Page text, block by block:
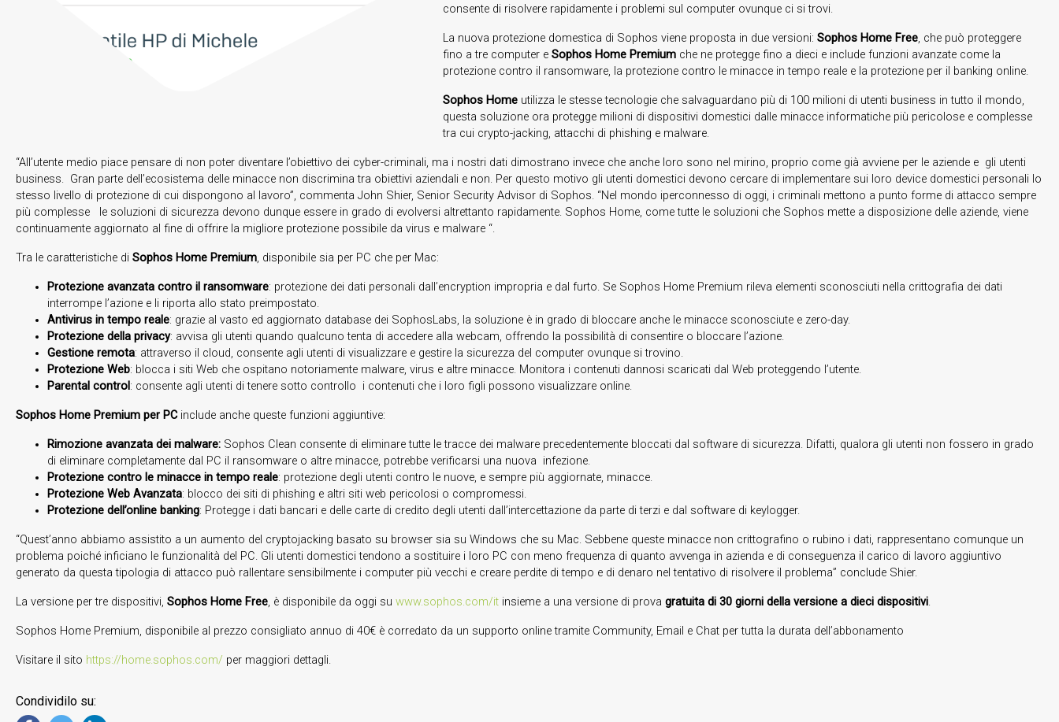
consente di risolvere rapidamente i problemi sul computer ovunque ci si trovi.
La nuova protezione domestica di Sophos viene proposta in due versioni: Sophos Home Free, che può proteggere
fino a tre computer e Sophos Home Premiumche ne protegge fino a dieci e include funzioni avanzate come la
protezione contro il ransomware, la protezione contro le minacce in tempo reale e la protezione per il banking online.
Sophos Homeutilizza le stesse tecnologie che salvaguardano più di 100 milioni di utenti business in tutto il mondo,
questa soluzione ora protegge milioni di dispositivi domestici dalle minacce informatiche più pericolose e complesse
tra cui crypto-jacking, attacchi di phishing e malware.
“All’utente medio piace pensare di non poter diventare l’obiettivo dei cyber-criminali, ma i nostri dati dimostrano invece che anche loro sono nel mirino, proprio come già avviene per le aziende e gli utenti
business. Gran parte dell’ecosistema delle minacce non discrimina tra obiettivi aziendali e non. Per questo motivo gli utenti domestici devono cercare di implementare sui loro device domestici personali lo
stesso livello di protezione di cui dispongono al lavoro”, commenta John Shier, Senior Security Advisor di Sophos. “Nel mondo iperconnesso di oggi, i criminali mettono a punto forme di attacco sempre
più complesse le soluzioni di sicurezza devono dunque essere in grado di evolversi altrettanto rapidamente. Sophos Home, come tutte le soluzioni che Sophos mette a disposizione delle aziende, viene
continuamente aggiornato al fine di offrire la migliore protezione possibile da virus e malware “.
Tra le caratteristiche di Sophos Home Premium, disponibile sia per PC che per Mac:
Protezione avanzata contro il ransomware: protezione dei dati personali dall’encryption impropria e dal furto. Se Sophos Home Premium rileva elementi sconosciuti nella crittografia dei dati
interrompe l’azione e li riporta allo stato preimpostato.
Antivirus in tempo reale: grazie al vasto ed aggiornato database dei SophosLabs, la soluzione è in grado di bloccare anche le minacce sconosciute e zero-day.
Protezione della privacy: avvisa gli utenti quando qualcuno tenta di accedere alla webcam, offrendo la possibilità di consentire o bloccare l’azione.
Gestione remota: attraverso il cloud, consente agli utenti di visualizzare e gestire la sicurezza del computer ovunque si trovino.
Protezione Web: blocca i siti Web che ospitano notoriamente malware, virus e altre minacce. Monitora i contenuti dannosi scaricati dal Web proteggendo l’utente.
Parental control : consente agli utenti di tenere sotto controllo i contenuti che i loro figli possono visualizzare online.
Sophos Home Premium per PCinclude anche queste funzioni aggiuntive:
Rimozione avanzata dei malware: Sophos Clean consente di eliminare tutte le tracce dei malware precedentemente bloccati dal software di sicurezza. Difatti, qualora gli utenti non fossero in grado
di eliminare completamente dal PC il ransomware o altre minacce, potrebbe verificarsi una nuova infezione.
Protezione contro le minacce in tempo reale: protezione degli utenti contro le nuove, e sempre più aggiornate, minacce.
Protezione Web Avanzata: blocco dei siti di phishing e altri siti web pericolosi o compromessi.
Protezione dell’online banking: Protegge i dati bancari e delle carte di credito degli utenti dall’intercettazione da parte di terzi e dal software di keylogger.
“Quest’anno abbiamo assistito a un aumento del cryptojacking basato su browser sia su Windows che su Mac. Sebbene queste minacce non crittografino o rubino i dati, rappresentano comunque un
problema poiché inficiano le funzionalità del PC. Gli utenti domestici tendono a sostituire i loro PC con meno frequenza di quanto avvenga in azienda e di conseguenza il carico di lavoro aggiuntivo
generato da questa tipologia di attacco può rallentare sensibilmente i computer più vecchi e creare perdite di tempo e di denaro nel tentativo di risolvere il problema” conclude Shier.
La versione per tre dispositivi, Sophos Home Free, è disponibile da oggi su www.sophos.com/it insieme a una versione di prova gratuita di 30 giorni della versione a dieci dispositivi.
Sophos Home Premium, disponibile al prezzo consigliato annuo di 40€ è corredato da un supporto online tramite Community, Email e Chat per tutta la durata dell’abbonamento
Visitare il sito https://home.sophos.com/ per maggiori dettagli.
Condividilo su: